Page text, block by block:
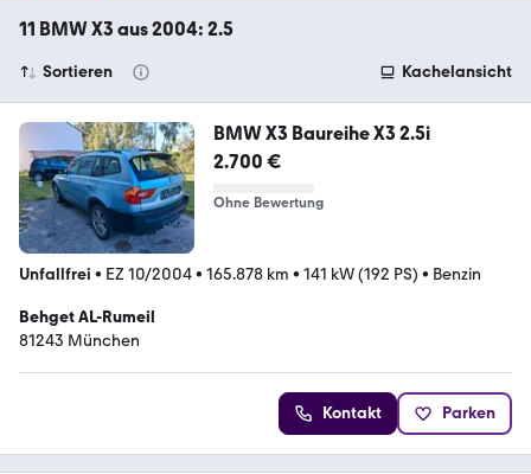
11 BMW X3 aus 2004: 2.5
Sortieren Kachelansicht
BMW X3 Baureihe X3 2.5i
2.700 €
Ohne Bewertung
Unfallfrei • EZ 10/2004• 165.878 km • 141 kW (192 PS) • Benzin
Behget AL-Rumeil
81243 München
Kontakt Parken